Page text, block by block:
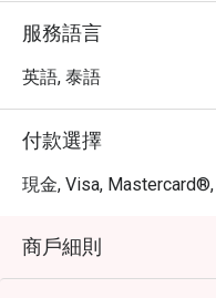
服務語言
英語, 泰語
付款選擇
現金, Visa,
商戶細則